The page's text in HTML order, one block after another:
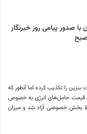
با صدور پیامی روز خبرنگار
را تکذیب کرده اما آنطور که
قیمت حامل‌های انرژی به خصوص
بخش خصوصی آزاد شد و میزان